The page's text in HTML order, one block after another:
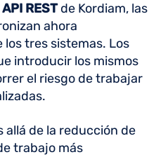
API RESTde Kordiam, las
ahora
tres sistemas. Los
introducir los mismos
el riesgo de trabajar
allá de la reducción de
trabajo más